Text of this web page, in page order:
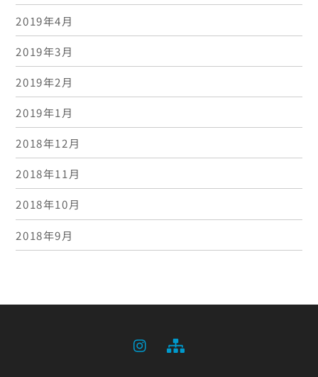
2019年4月
2019年3月
2019年2月
2019年1月
2018年12月
2018年11月
2018年10月
2018年9月